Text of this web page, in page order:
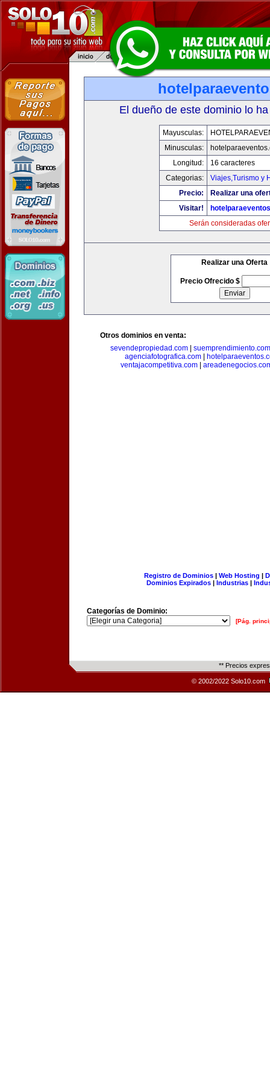
El dueño de este dominio lo
Mayusculas:
Minusculas:
Longitud:
16 caracteres
Categorias:
Viajes,Turismo y
Precio:
Realizar una
Visitar!
Serán consideradas
Realizar una Oferta
Precio Ofrecido $
Otros dominios en venta:
sevendepropiedad.com| suemprendimiento.com
agenciafotografica.com|
ventajacompetitiva.com
Registro de Dominios| Web Hosting |
Dominios Expirados | Industrias |
Categorías de Dominio:
[Pág.
** Precios
© 2002/2022 Solo10.com